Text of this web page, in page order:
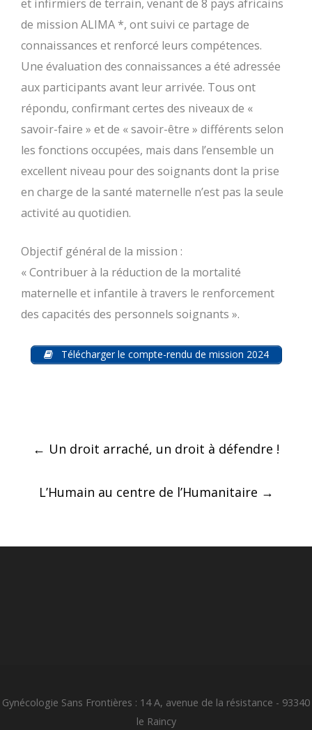
et infirmiers de terrain, venant de 8 pays africains
de mission ALIMA *, ont suivi ce partage de
connaissances et renforcé leurs compétences.
Une évaluation des connaissances a été adressée
aux participants avant leur arrivée. Tous ont
répondu, confirmant certes des niveaux de «
savoir-faire » et de « savoir-être » différents selon
les fonctions occupées, mais dans l’ensemble un
excellent niveau pour des soignants dont la prise
en charge de la santé maternelle n’est pas la seule
activité au quotidien.
Objectif général de la mission :
« Contribuer à la réduction de la mortalité
maternelle et infantile à travers le renforcement
des capacités des personnels soignants ».
Télécharger le compte-rendu de mission 2024
Post
← Un droit arraché, un droit à défendre !
L’Humain au centre de l’Humanitaire →
Gynécologie Sans Frontières : 14 A, avenue de la résistance - 93340
le Raincy